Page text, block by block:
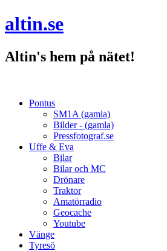
altin.se
Altin's hem på nätet!
Pontus
SM1A (gamla)
Bilder - (gamla)
Pressfotograf.se
Uffe & Eva
Bilar
Bilar och MC
Drönare
Traktor
Amatörradio
Geocache
Youtube
Vänge
Tyresö